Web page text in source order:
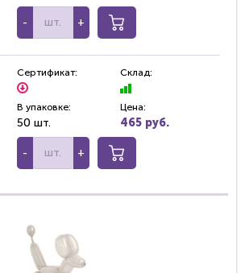
- +
Сертификат: Склад:
В упаковке:
50 шт.
Цена:
465 руб.
- +